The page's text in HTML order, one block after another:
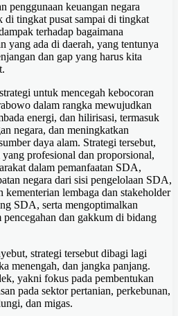
penggunaan keuangan negara
di tingkat pusat sampai di tingkat
terhadap bagaimana
yang ada di daerah, yang tentunya
dan gap yang harus kita
untuk mencegah kebocoran
dalam rangka mewujudkan
energi, dan hilirisasi, termasuk
negara, dan meningkatkan
daya alam. Strategi tersebut,
profesional dan proporsional,
dalam pemanfaatan SDA,
negara dari sisi pengelolaan SDA,
kementerian lembaga dan stakeholder
SDA, serta mengoptimalkan
dan gakkum di bidang
strategi tersebut dibagi lagi
menengah, dan jangka panjang.
yakni fokus pada pembentukan
pada sektor pertanian, perkebunan,
dan migas.